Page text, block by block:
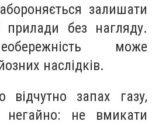
залишати
прилади без нагляду.
може
наслідків.
запах газу,
негайно: не вмикати